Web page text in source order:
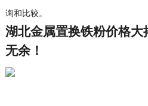
询和比较。
湖北金属置换铁粉价格
无余！